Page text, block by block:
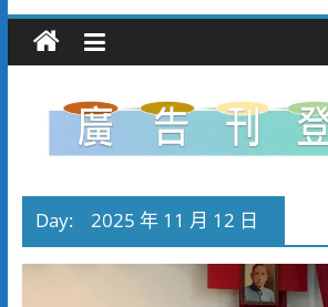
Day: 2025 年 11 月 12 日